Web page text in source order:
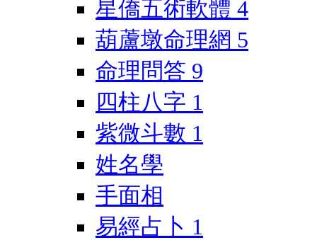
星僑五術軟體 4
葫蘆墩命理網 5
命理問答 9
四柱八字 1
紫微斗數 1
姓名學
手面相
易經占卜 1